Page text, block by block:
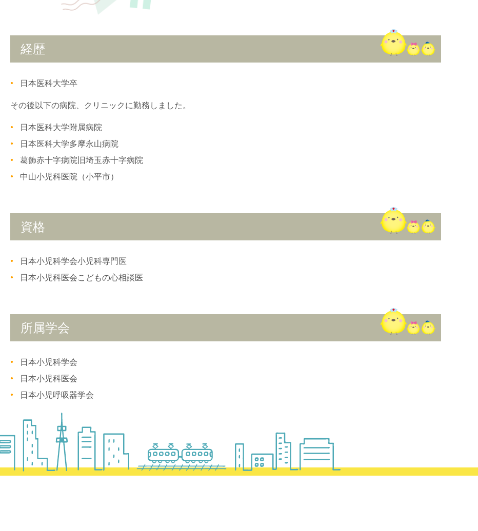
経歴
日本医科大学卒
その後以下の病院、クリニックに勤務しました。
日本医科大学附属病院
日本医科大学多摩永山病院
葛飾赤十字病院旧埼玉赤十字病院
中山小児科医院（小平市）
資格
日本小児科学会小児科専門医
日本小児科医会こどもの心相談医
所属学会
日本小児科学会
日本小児科医会
日本小児呼吸器学会